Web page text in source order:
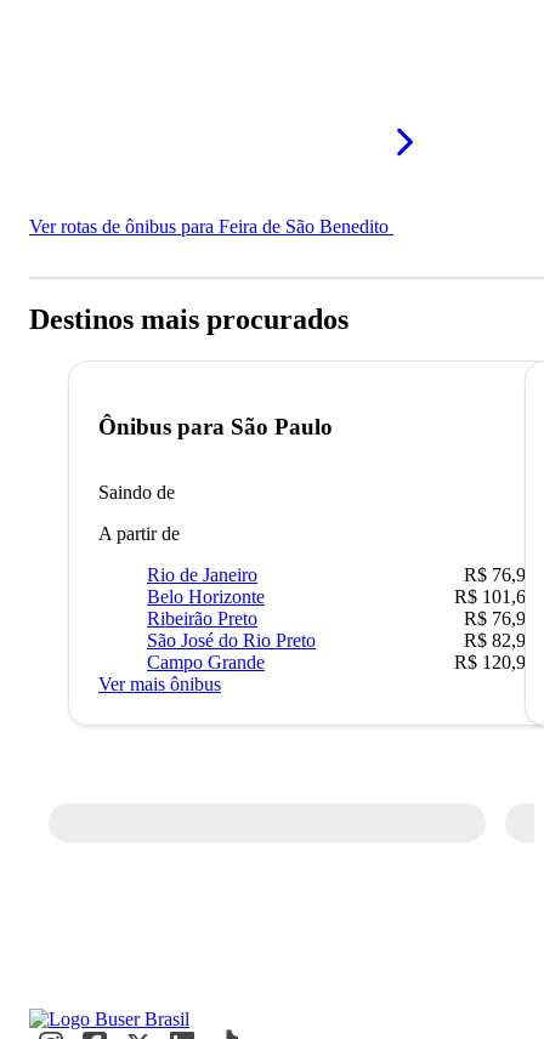
Ver rotas de ônibus para Feira de São Benedito
Destinos mais procurados
Ônibus para São Paulo
Saindo de
A partir de
Rio de Janeiro
R$ 76,90
Belo Horizonte
R$ 101,67
Ribeirão Preto
R$ 76,90
São José do Rio Preto
R$ 82,90
Campo Grande
R$ 120,90
Ver mais ônibus